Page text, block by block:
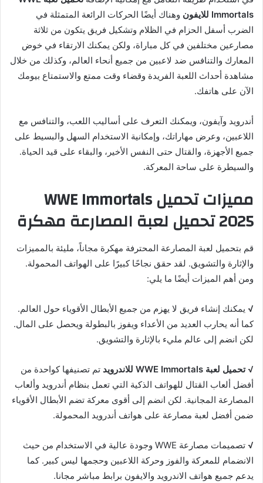
Immortals للايفون
وهناك أيضًا الحركات الرائعة المتمثلة في
الضرب أسفل الحزام في الظلام وتشكيل فريق يتكون من ثلاثة
مصارعين مختلفين في كل مباراة، ولكن يمكنك الارتقاء في خوض
المعارك والتنافس ضد لاعبين من جميع أنحاء العالم، وكذلك من خلال
مشاهدة أحداث اللعبة الفريدة وقضاء وقت ممتع والاستمتاع بيومك
الآن على هاتفك.
أندرويد وآيفون، ويمكنك التعرف على أساليب اللعب، والتنافس مع
اللاعبين، وعرض مهاراتك، وإمكانية الاستخدام السهل والبسيط على
جميع الأجهزة، والقتال حتى النفس الأخير، والبقاء على قيد الحياة.
والسيطرة على ساحة المعركة.
مميزات تحميل WWE Immortals
2025 تحميل لعبة المصارعة مهكرة
قم بتحميل لعبة المصارعة المحترفة مهكرة مجاناً، مليئة بالمميزات
والإثارة والتشويق. لقد حقق نجاحًا كبيرًا على الهواتف المحمولة.
ومن أهم الميزات أيضًا ما يلي:
√ يمكنك إنشاء فريق لا يهزم من جميع الأبطال الأقوياء حول العالم.
كما أنه يحارب العديد من الأعداء ويفوز بالبطولة ويحصل على المال.
لكن انضم إلى عالم مليء بالإثارة والتشويق.
√ تحميل لعبة WWE Immortals للاندرويد
تم تصنيفها كواحدة من
أفضل ألعاب القتال للهواتف الذكية التي تعمل بنظام أندرويد وألعاب
المصارعة المجانية. لكن انضم إلى أقوى معركة تضم الأبطال الأقوياء
ضمن أفضل لعبة مصارعة على هواتف أندرويد المحمولة.
√
تصميمات مصارعة WWE وجودة عالية في الاستخدام من حيث
الانضمام للمعركة والفوز وحركة اللاعبين وحجمها ليس كبير. كما
يدعم جميع هواتف الاندرويد والايفون برابط مباشر مجانا.